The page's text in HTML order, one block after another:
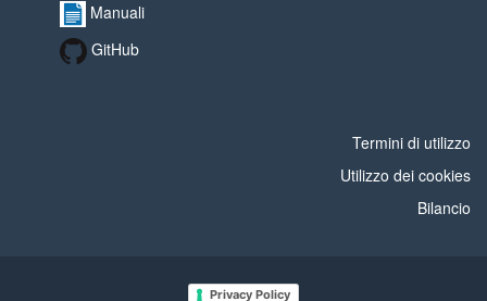
Manuali
GitHub
Termini di utilizzo
Utilizzo dei cookies
Bilancio
Privacy Policy